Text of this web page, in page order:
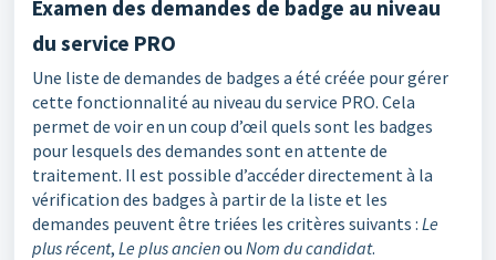
Examen des demandes de badge au niveau
du service PRO
Une liste de demandes de badges a été créée pour gérer
cette fonctionnalité au niveau du service PRO. Cela
permet de voir en un coup d’œil quels sont les badges
pour lesquels des demandes sont en attente de
traitement. Il est possible d’accéder directement à la
vérification des badges à partir de la liste et les
demandes peuvent être triées les critères suivants : Le
plus récent, Le plus ancienou Nom du candidat.